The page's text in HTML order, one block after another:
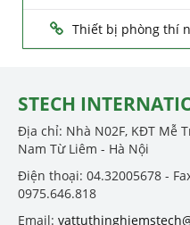
Thiết bị phòng thí
STECH
Địa chỉ: Nhà N02F, KĐT Mễ
Nam Từ Liêm - Hà Nội
Điện thoại: 04.32005678 -
0975.646.818
Email: